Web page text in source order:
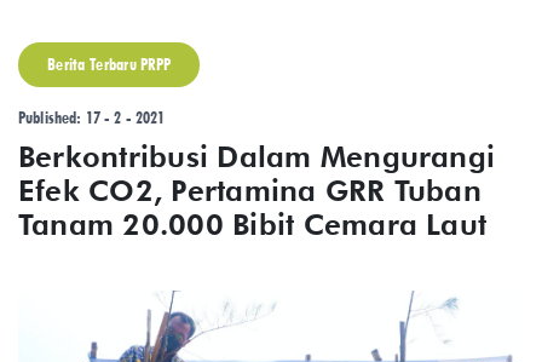
Berita Terbaru PRPP
Published: 17 - 2 - 2021
Berkontribusi Dalam Mengurangi
Efek CO2, Pertamina GRR Tuban
Tanam 20.000 Bibit Cemara Laut